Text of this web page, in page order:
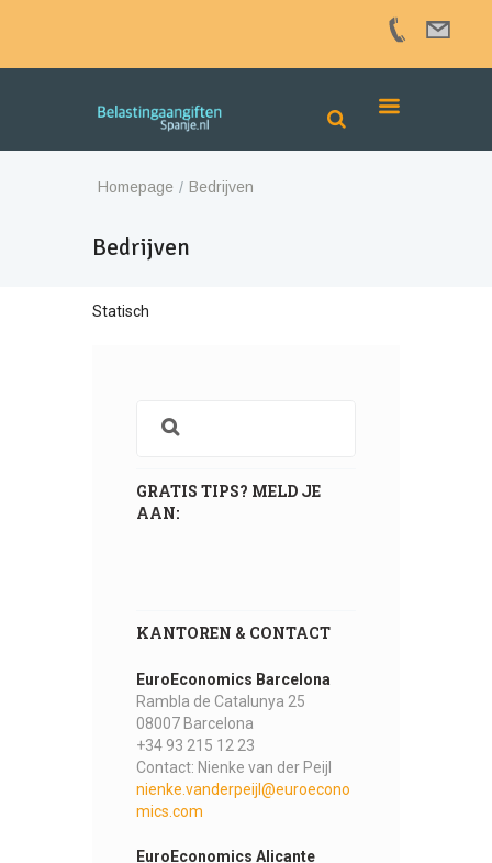
Homepage Bedrijven
Bedrijven
Statisch
GRATIS TIPS? MELD JE
AAN:
KANTOREN & CONTACT
EuroEconomics Barcelona
Rambla de Catalunya 25
08007 Barcelona
+34 93 215 12 23
Contact: Nienke van der Peijl
nienke.vanderpeijl@euroecono
mics.com
EuroEconomics Alicante